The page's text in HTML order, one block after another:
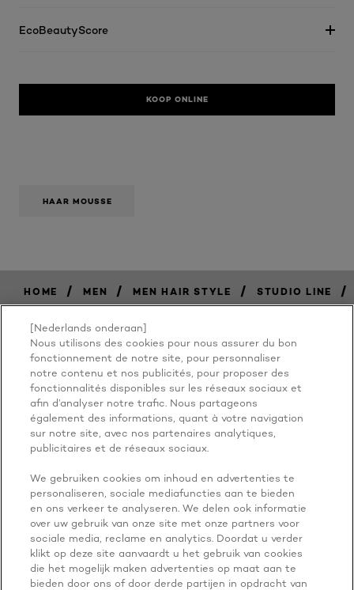
EcoBeautyScore
KOOP ONLINE
HAAR MOUSSE
HOME / MEN / MEN HAIR STYLE / STUDIO LINE /
BECAUSE
YOU'RE
WORTH IT
NOG MEER ONTDEKKEN
[Nederlands onderaan]
Nous utilisons des cookies pour nous assurer du bon
fonctionnement de notre site, pour personnaliser
notre contenu et nos publicités, pour proposer des
fonctionnalités disponibles sur les réseaux sociaux et
afin d’analyser notre trafic. Nous partageons
également des informations, quant à votre navigation
sur notre site, avec nos partenaires analytiques,
publicitaires et de réseaux sociaux.
We gebruiken cookies om inhoud en advertenties te
personaliseren, sociale mediafuncties aan te bieden
en ons verkeer te analyseren. We delen ook informatie
over uw gebruik van onze site met onze partners voor
sociale media, reclame en analytics. Doordat u verder
klikt op deze site aanvaardt u het gebruik van cookies
die het mogelijk maken advertenties op maat aan te
bieden door ons of door derde partijen in opdracht van